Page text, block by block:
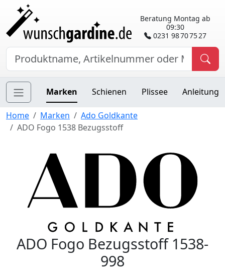
Beratung Montag ab
09:30
0231 98 70 75 27
Marken Schienen Plissee Anleitung
Home Marken
Ado Goldkante
ADO Fogo 1538 Bezugsstoff
ADO Fogo Bezugsstoff 1538-
998